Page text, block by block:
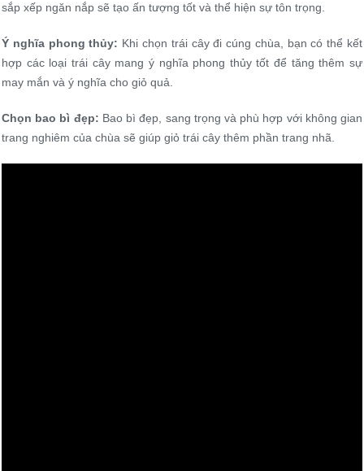
sắp xếp ngăn nắp sẽ tạo ấn tượng tốt và thể hiện sự tôn trọng.
Ý nghĩa phong thủy: Khi chọn trái cây đi cúng chùa, bạn có thể kết
hợp các loại trái cây mang ý nghĩa phong thủy tốt để tăng thêm sự
may mắn và ý nghĩa cho giỏ quả.
Chọn bao bì đẹp: Bao bì đẹp, sang trọng và phù hợp với không gian
trang nghiêm của chùa sẽ giúp giỏ trái cây thêm phần trang nhã.